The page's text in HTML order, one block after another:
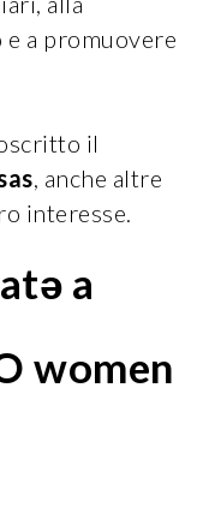
a promuovere
il
, anche altre
interesse.
a
women